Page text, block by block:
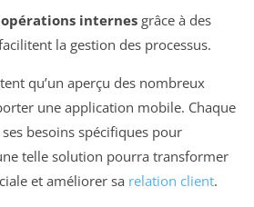
internesgrâce à des
la gestion des processus.
qu’un aperçu des nombreux
une application mobile. Chaque
besoins spécifiques pour
telle solution pourra transformer
et améliorer sa relation client.